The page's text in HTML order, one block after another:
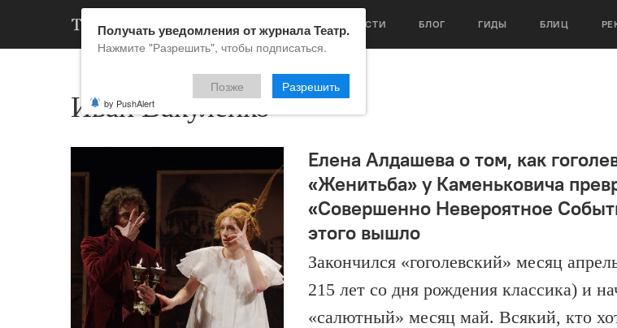
НОВОСТИ БЛОГ ГИДЫ БЛИЦ
Иван Вакуленко
Елена Алдашева о том, как
«Женитьба» у Каменьковича
«Совершенно Невероятное
этого вышло
Закончился «гоголевский» месяц
215 лет со дня рождения классика) и
«салютный» месяц май. Всякий, кто
Получать уведомления от журнала Театр.
Нажмите "Разрешить", чтобы подписаться.
Позже Разрешить
by PushAlert